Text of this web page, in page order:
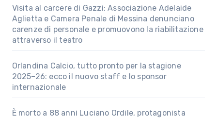
Visita al carcere di Gazzi: Associazione Adelaide
Aglietta e Camera Penale di Messina denunciano
carenze di personale e promuovono la riabilitazione
attraverso il teatro
Orlandina Calcio, tutto pronto per la stagione
2025–26: ecco il nuovo staff e lo sponsor
internazionale
È morto a 88 anni Luciano Ordile, protagonista